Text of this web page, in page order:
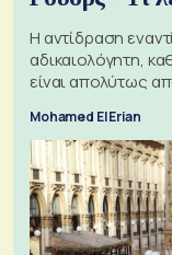
Η αντίδραση
αδικαιολόγητη,
είναι απολύτως
Mohamed El Erian